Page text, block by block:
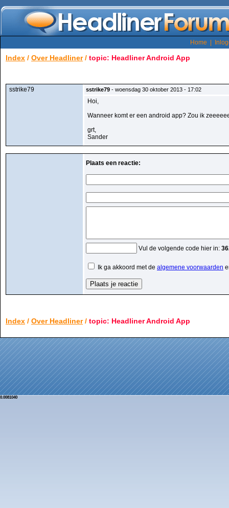
Home
Index / Over Headliner/ topic: Headliner Android App
sstrike79 sstrike79 - woensdag 30 oktober 2013 - 17:02
Hoi,
Wanneer komt er een android app? Zou ik
grt,
Sander
Plaats een reactie:
Vul de volgende code hier in:
Ik ga akkoord met de algemene voorwaarden
Index / Over Headliner/ topic: Headliner Android App
0.0081040